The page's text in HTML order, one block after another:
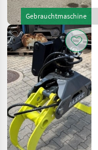
Gebrauchtmaschine